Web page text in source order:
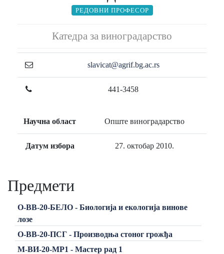
РЕДОВНИ ПРОФЕСОР
Катедра за виноградарство
slavicat@agrif.bg.ac.rs
441-3458
Научна област Опште виноградарство
Датум избора 27. октобар 2010.
Предмети
О-ВВ-20-БЕЛО - Биологија и екологија винове
лозе
О-ВВ-20-ПСГ - Производња стоног грожђа
М-ВИ-20-МР1 - Мастер рад 1